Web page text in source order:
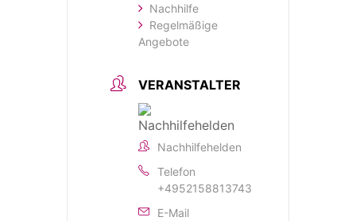
Nachhilfe
Regelmäßige
Angebote
VERANSTALTER
Nachhilfehelden
Telefon
+4952158813743
E-Mail